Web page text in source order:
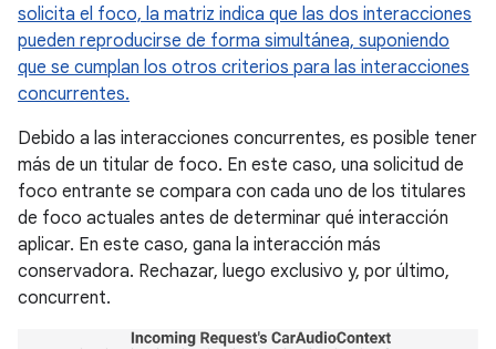
solicita el foco, la matriz indica que las dos interacciones
pueden reproducirse de forma simultánea, suponiendo
que se cumplan los otros criterios para las interacciones
concurrentes.
Debido a las interacciones concurrentes, es posible tener
más de un titular de foco. En este caso, una solicitud de
foco entrante se compara con cada uno de los titulares
de foco actuales antes de determinar qué interacción
aplicar. En este caso, gana la interacción más
conservadora. Rechazar, luego exclusivo y, por último,
concurrent.